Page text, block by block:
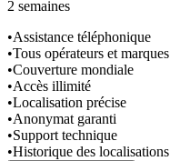
2 semaines
•Assistance téléphonique
•Tous opérateurs et marques
•Couverture mondiale
•Accès illimité
•Localisation précise
•Anonymat garanti
•Support technique
•Historique des localisations